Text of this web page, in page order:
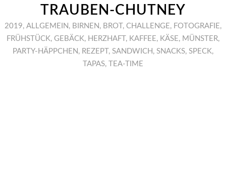
TRAUBEN-CHUTNEY
2019, ALLGEMEIN , BIRNEN , BROT , CHALLENGE, FOTOGRAFIE,
FRÜHSTÜCK, GEBÄCK, HERZHAFT , KAFFEE, KÄSE, MÜNSTER,
PARTY-HÄPPCHEN , REZEPT , SANDWICH , SNACKS, SPECK,
TAPAS, TEA-TIME